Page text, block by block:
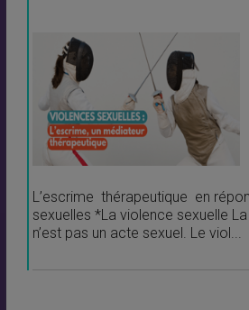
L’escrime thérapeutique en
sexuelles *La violence sexuelle
n’est pas un acte sexuel. Le viol...